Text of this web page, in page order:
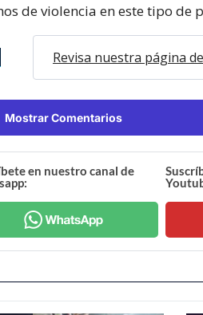
de violencia en este tipo de
Revisa nuestra página
Mostrar Comentarios
en nuestro canal de